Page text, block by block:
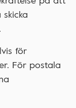
för
För postala